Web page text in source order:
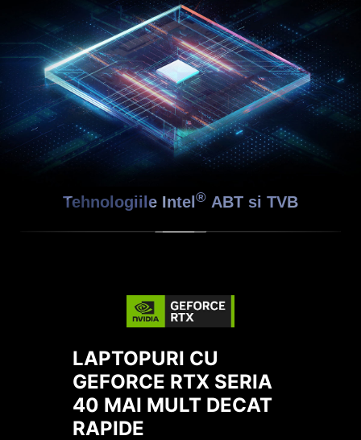
Tehnologiile Intel ® ABT si TVB
LAPTOPURI CU
GEFORCE RTX SERIA
40 MAI MULT DECAT
RAPIDE